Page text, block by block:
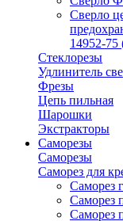
Сверло
14952-75
Стеклорезы
Удлинитель
Фрезы
Цепь пильная
Шарошки
Экстракторы
Саморезы
Саморезы
Саморез для
Саморез
Саморез
Саморез